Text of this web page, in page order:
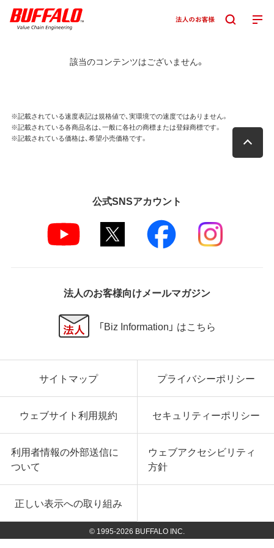
該当のコンテンツはございません。
※記載されている速度表記は規格値で、実環境での速度ではありません。
※記載されている各商品名は、一般に各社の商標または登録商標です。
※記載されている価格は、希望小売価格です。
公式SNSアカウント
法人のお客様向けメールマガジン
「Biz Information」 はこちら
サイトマップ プライバシーポリシー
ウェブサイト利用規約 セキュリティーポリシー
利用者情報の外部送信に
ついて
ウェブアクセシビリティ
方針
正しい表示への取り組み
© 1995-2026 BUFFALO INC.